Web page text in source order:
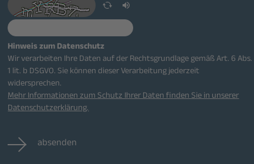
Hinweis zum Datenschutz
Wir verarbeiten Ihre Daten auf der Rechtsgrundlage gemäß Art. 6 Abs.
1 lit. b DSGVO. Sie können dieser Verarbeitung jederzeit
widersprechen.
Mehr Informationen zum Schutz Ihrer Daten finden Sie in unserer
Datenschutzerklärung.
absenden